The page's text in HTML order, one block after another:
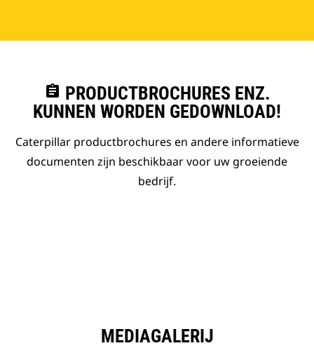
assignment PRODUCTBROCHURES ENZ.
KUNNEN WORDEN GEDOWNLOAD!
Caterpillar productbrochures en andere informatieve
documenten zijn beschikbaar voor uw groeiende
bedrijf.
MEDIAGALERIJ